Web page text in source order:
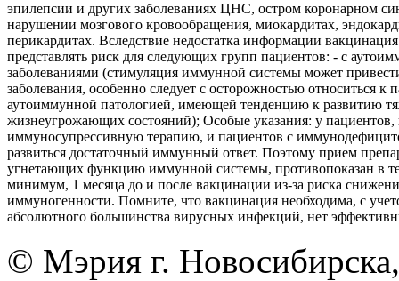
эпилепсии и других заболеваниях ЦНС, остром коронарном
нарушении мозгового кровообращения, миокардитах,
перикардитах. Вследствие недостатка информации
представлять риск для следующих групп пациентов: - с
заболеваниями (стимуляция иммунной системы может
заболевания, особенно следует с осторожностью относиться к
аутоиммунной патологией, имеющей тенденцию к развитию
жизнеугрожающих состояний); Особые указания: у
иммуносупрессивную терапию, и пациентов с
развиться достаточный иммунный ответ. Поэтому прием
угнетающих функцию иммунной системы, противопоказан в
минимум, 1 месяца до и после вакцинации из-за риска
иммуногенности. Помните, что вакцинация необходима, с
абсолютного большинства вирусных инфекций, нет
© Мэрия г.